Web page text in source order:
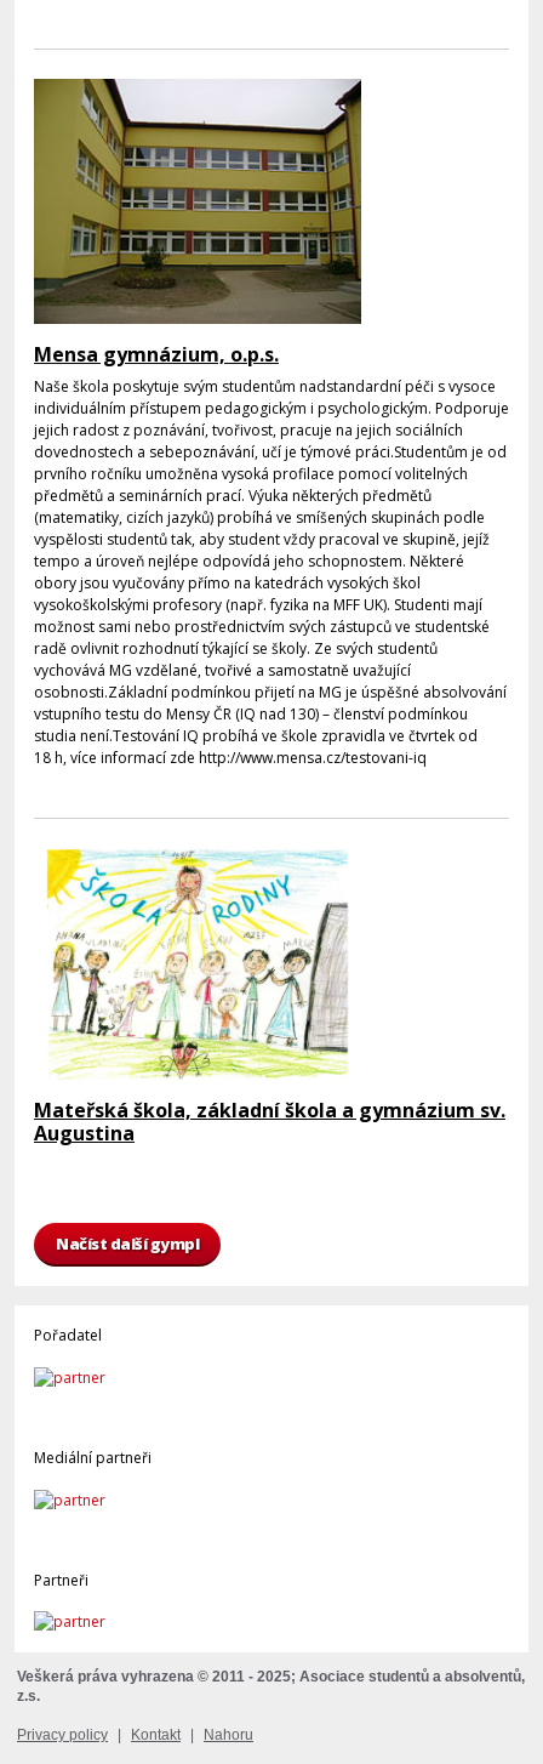
Mensa gymnázium, o.p.s.
Naše škola poskytuje svým studentům nadstandardní péči s vysoce
individuálním přístupem pedagogickým i psychologickým. Podporuje
jejich radost z poznávání, tvořivost, pracuje na jejich sociálních
dovednostech a sebepoznávání, učí je týmové práci.Studentům je od
prvního ročníku umožněna vysoká profilace pomocí volitelných
předmětů a seminárních prací. Výuka některých předmětů
(matematiky, cizích jazyků) probíhá ve smíšených skupinách podle
vyspělosti studentů tak, aby student vždy pracoval ve skupině, jejíž
tempo a úroveň nejlépe odpovídá jeho schopnostem. Některé
obory jsou vyučovány přímo na katedrách vysokých škol
vysokoškolskými profesory (např. fyzika na MFF UK). Studenti mají
možnost sami nebo prostřednictvím svých zástupců ve studentské
radě ovlivnit rozhodnutí týkající se školy. Ze svých studentů
vychovává MG vzdělané, tvořivé a samostatně uvažující
osobnosti.Základní podmínkou přijetí na MG je úspěšné absolvování
vstupního testu do Mensy ČR (IQ nad 130) – členství podmínkou
studia není.Testování IQ probíhá ve škole zpravidla ve čtvrtek od
18 h, více informací zde http://www.mensa.cz/testovani-iq
Mateřská škola, základní škola a gymnázium sv.
Augustina
Načíst další gympl
Pořadatel
Mediální partneři
Partneři
Veškerá práva vyhrazena © 2011 - 2025; Asociace studentů a absolventů,
z.s.
Privacy policy Kontakt Nahoru